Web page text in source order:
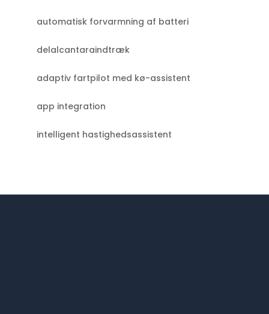
automatisk forvarmning af batteri
delalcantaraindtræk
adaptiv fartpilot med kø-assistent
app integration
intelligent hastighedsassistent